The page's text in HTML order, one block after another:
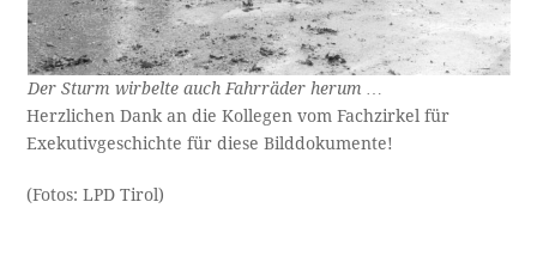
Der Sturm wirbelte auch Fahrräder herum …
Herzlichen Dank an die Kollegen vom Fachzirkel für
Exekutivgeschichte für diese Bilddokumente!
(Fotos: LPD Tirol)